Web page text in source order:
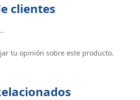
clientes
tu opinión sobre este producto.